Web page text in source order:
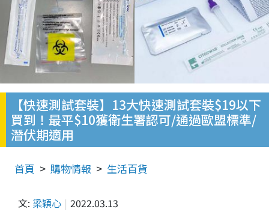
【快速測試套裝】13大快速測試套裝$19以下
買到！最平$10獲衛生署認可/通過歐盟標準/
潛伏期適用
首頁 購物情報 生活百貨
文: 梁穎心 2022.03.13